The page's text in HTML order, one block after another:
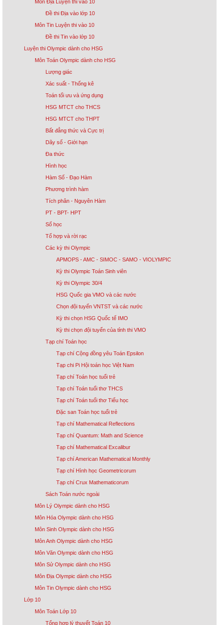
Môn Địa Luyện thi vào 10
Đề thi Địa vào lớp 10
Môn Tin Luyện thi vào 10
Đề thi Tin vào lớp 10
Luyện thi Olympic dành cho HSG
Môn Toán Olympic dành cho HSG
Lượng giác
Xác suất - Thống kê
Toán tối ưu và ứng dụng
HSG MTCT cho THCS
HSG MTCT cho THPT
Bất đẳng thức và Cực trị
Dãy số - Giới hạn
Đa thức
Hình học
Hàm Số - Đạo Hàm
Phương trình hàm
Tích phân - Nguyên Hàm
PT - BPT- HPT
Số học
Tổ hợp và rời rạc
Các kỳ thi Olympic
APMOPS - AMC - SIMOC - SAMO - VIOLYMPIC
Kỳ thi Olympic Toán Sinh viên
Kỳ thi Olympic 30/4
HSG Quốc gia VMO và các nước
Chọn đội tuyển VNTST và các nước
Kỳ thi chọn HSG Quốc tế IMO
Kỳ thi chọn đội tuyển của tỉnh thi VMO
Tạp chí Toán học
Tạp chí Cộng đồng yêu Toán Epsilon
Tạp chi Pi Hội toán học Việt Nam
Tạp chí Toán học tuổi trẻ
Tạp chí Toán tuổi thơ THCS
Tạp chí Toán tuổi thơ Tiểu học
Đặc san Toán học tuổi trẻ
Tạp chí Mathematical Reflections
Tạp chí Quantum: Math and Science
Tạp chí Mathematical Excalibur
Tạp chí American Mathematical Monthly
Tạp chí Hình học Geometricorum
Tạp chí Crux Mathematicorum
Sách Toán nước ngoài
Môn Lý Olympic dành cho HSG
Môn Hóa Olympic dành cho HSG
Môn Sinh Olympic dành cho HSG
Môn Anh Olympic dành cho HSG
Môn Văn Olympic dành cho HSG
Môn Sử Olympic dành cho HSG
Môn Địa Olympic dành cho HSG
Môn Tin Olympic dành cho HSG
Lớp 10
Môn Toán Lớp 10
Tổng hợp lý thuyết Toán 10